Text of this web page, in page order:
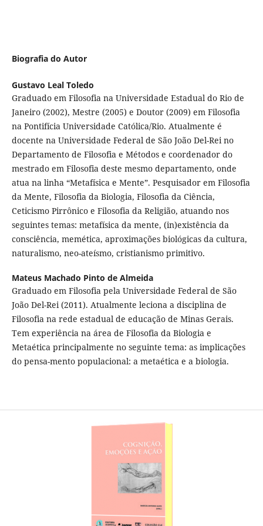
Biografia do Autor
Gustavo Leal Toledo
Graduado em Filosofia na Universidade Estadual do Rio de
Janeiro (2002), Mestre (2005) e Doutor (2009) em Filosofia
na Pontifícia Universidade Católica/Rio. Atualmente é
docente na Universidade Federal de São João Del-Rei no
Departamento de Filosofia e Métodos e coordenador do
mestrado em Filosofia deste mesmo departamento, onde
atua na linha “Metafísica e Mente”. Pesquisador em Filosofia
da Mente, Filosofia da Biologia, Filosofia da Ciência,
Ceticismo Pirrônico e Filosofia da Religião, atuando nos
seguintes temas: metafísica da mente, (in)existência da
consciência, memética, aproximações biológicas da cultura,
naturalismo, neo-ateísmo, cristianismo primitivo.
Mateus Machado Pinto de Almeida
Graduado em Filosofia pela Universidade Federal de São
João Del-Rei (2011). Atualmente leciona a disciplina de
Filosofia na rede estadual de educação de Minas Gerais.
Tem experiência na área de Filosofia da Biologia e
Metaética principalmente no seguinte tema: as implicações
do pensa-mento populacional: a metaética e a biologia.